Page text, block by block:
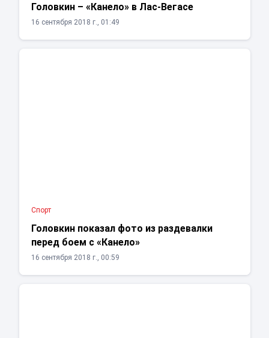
Головкин – «Канело» в Лас-Вегасе
16 сентября 2018 г., 01:49
Спорт
Головкин показал фото из раздевалки
перед боем с «Канело»
16 сентября 2018 г., 00:59